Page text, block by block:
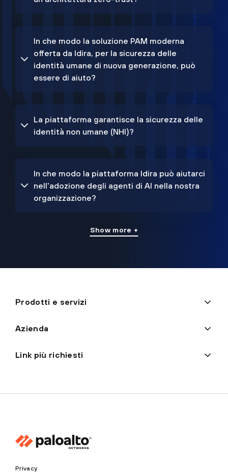
In che modo la soluzione PAM moderna
offerta da Idira, per la sicurezza delle
identità umane di nuova generazione, può
essere di aiuto?
La piattaforma garantisce la sicurezza delle
identità non umane (NHI)?
In che modo la piattaforma Idira può aiutarci
nell'adozione degli agenti di AI nella nostra
organizzazione?
Show more +
Prodotti e servizi
Azienda
Link più richiesti
Privacy